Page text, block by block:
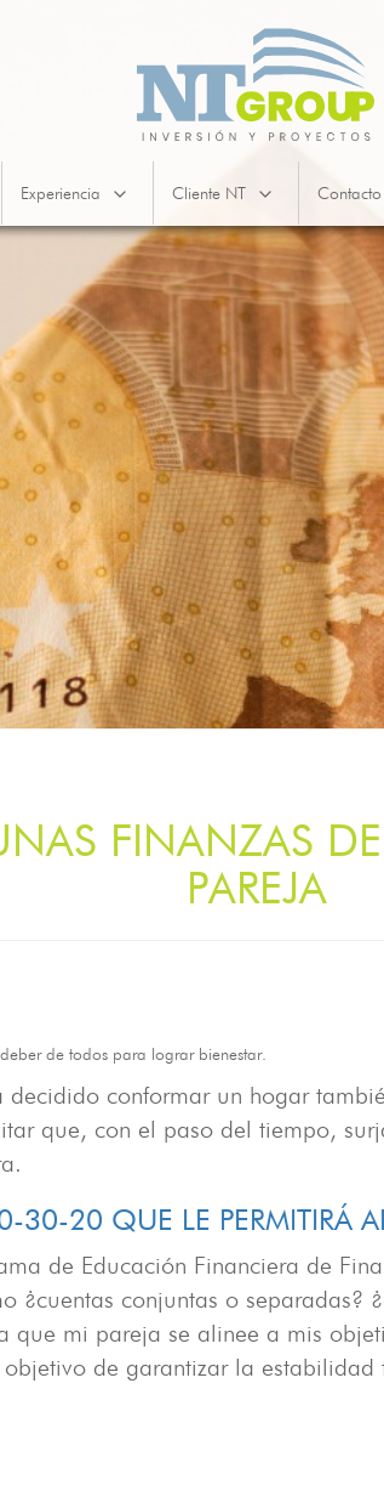
Experiencia Cliente NT Contacto
FINANZAS
PAREJA
de todos para lograr bienestar.
decidido conformar un hogar
que, con el paso del tiempo,
30-20 QUE LE PERMITIRÁ
de Educación Financiera de
¿cuentas conjuntas o separadas?
que mi pareja se alinee a mis
de garantizar la estabilidad